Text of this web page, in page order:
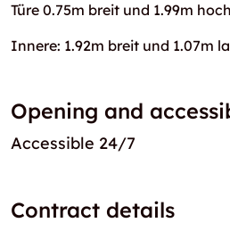
Türe 0.75m breit und 1.99m hoch
Innere: 1.92m breit und 1.07m
Opening and
Accessible 24/7
Contract details